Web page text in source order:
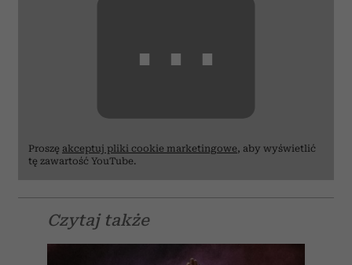
⋯
Proszę akceptuj pliki cookie marketingowe, aby wyświetlić
tę zawartość YouTube.
Czytaj także